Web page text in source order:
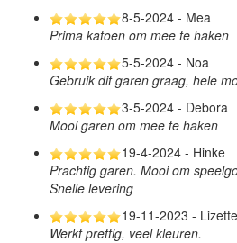
8-5-2024 - Mea
Prima katoen om mee te haken
5-5-2024 - Noa
Gebruik dit garen graag, hele
3-5-2024 - Debora
Mooi garen om mee te haken
19-4-2024 - Hinke
Prachtig garen. Mooi om
Snelle levering
19-11-2023 - Lizette
Werkt prettig, veel kleuren.